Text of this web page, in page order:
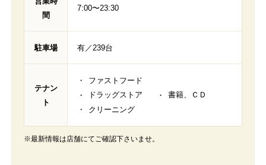
間
7:00〜23:30
駐車場 有／239台
テナン
ト
ファストフード
ドラッグストア
書籍、ＣＤ
クリーニング
※最新情報は店舗にてご確認下さいませ。